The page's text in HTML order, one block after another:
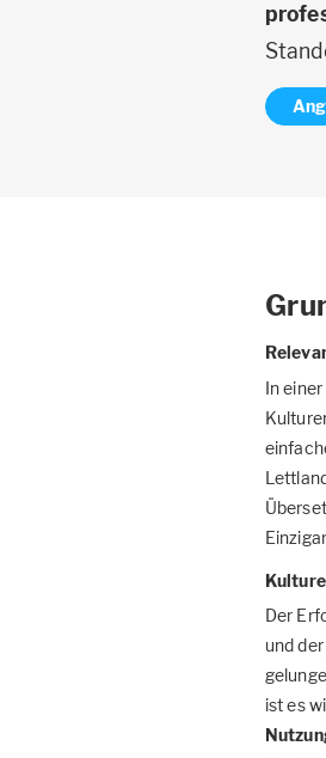
In
Der
und
ist es